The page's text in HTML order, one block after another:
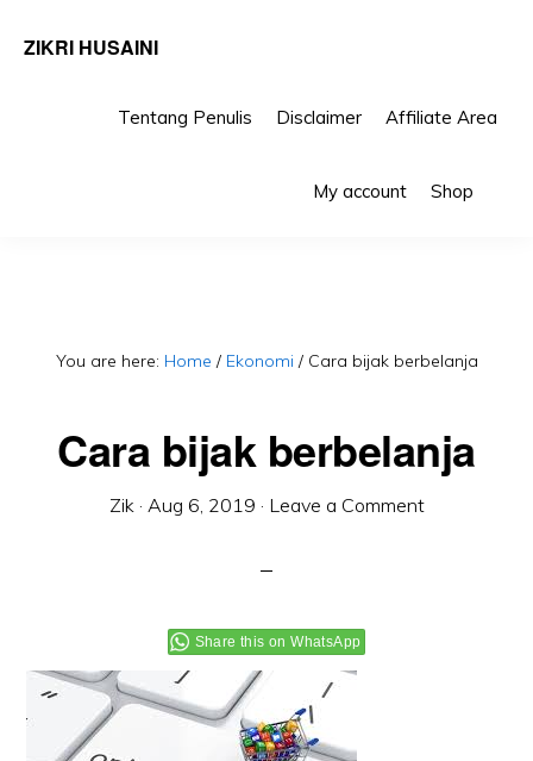
ZIKRI HUSAINI
Tentang Penulis Disclaimer Affiliate Area
My account Shop
You are here: Home / Ekonomi /Cara bijak berbelanja
Cara bijak berbelanja
Zik· Aug 6, 2019 · Leave a Comment
Share this on WhatsApp